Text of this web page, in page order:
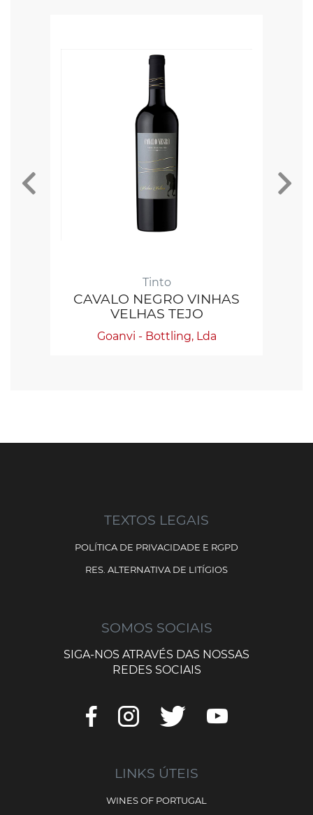
Tinto
CAVALO NEGRO VINHAS
VELHAS TEJO
Goanvi - Bottling, Lda
TEXTOS LEGAIS
POLÍTICA DE PRIVACIDADE E RGPD
RES. ALTERNATIVA DE LITÍGIOS
SOMOS SOCIAIS
SIGA-NOS ATRAVÉS DAS NOSSAS
REDES SOCIAIS
LINKS ÚTEIS
WINES OF PORTUGAL